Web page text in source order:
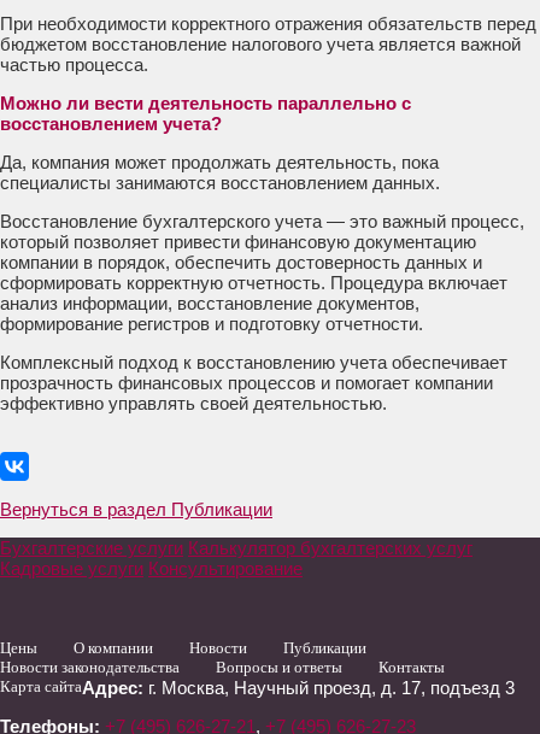
При необходимости корректного отражения обязательств перед
бюджетом восстановление налогового учета является важной
частью процесса.
Можно ли вести деятельность параллельно с
восстановлением учета?
Да, компания может продолжать деятельность, пока
специалисты занимаются восстановлением данных.
Восстановление бухгалтерского учета — это важный процесс,
который позволяет привести финансовую документацию
компании в порядок, обеспечить достоверность данных и
сформировать корректную отчетность. Процедура включает
анализ информации, восстановление документов,
формирование регистров и подготовку отчетности.
Комплексный подход к восстановлению учета обеспечивает
прозрачность финансовых процессов и помогает компании
эффективно управлять своей деятельностью.
Вернуться в раздел Публикации
Бухгалтерские услуги Калькулятор бухгалтерских услуг
Кадровые услуги Консультирование
Цены О компании Новости
Публикации
Новости законодательства
Вопросы и ответы
Контакты
Карта сайтаАдрес: г. Москва, Научный проезд, д. 17, подъезд 3
Телефоны: +7 (495) 626-27-21 , +7 (495) 626-27-23